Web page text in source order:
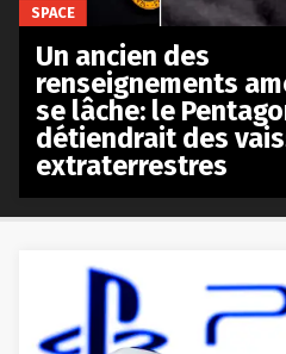
SPACE
Un ancien des
renseignements
se lâche: le
détiendrait des
extraterrestres